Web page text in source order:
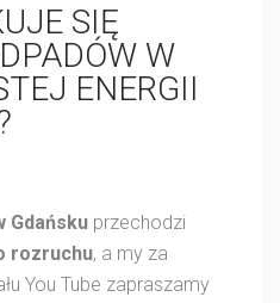
SIĘ
W
ENERGII
Gdańsku przechodzi
rozruchu, a my za
You Tube zapraszamy